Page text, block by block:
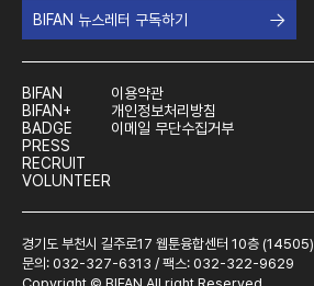
BIFAN 뉴스레터 구독하기
BIFAN
BIFAN+
BADGE
PRESS
RECRUIT
VOLUNTEER
이용약관
개인정보처리방침
이메일 무단수집거부
경기도 부천시 길주로17 웹툰융합센터 10층 (14505)
문의: 032-327-6313 / 팩스: 032-322-9629